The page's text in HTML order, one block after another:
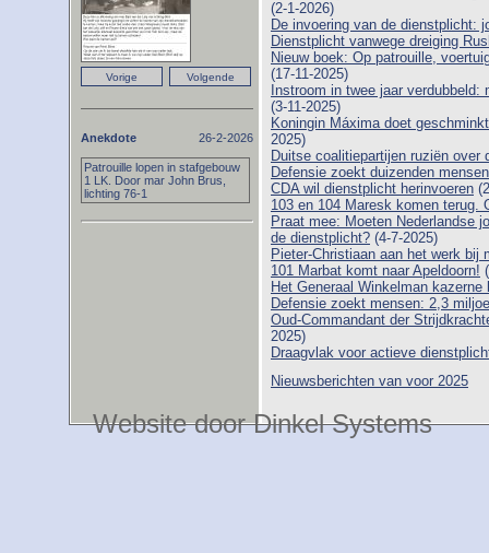
(2-1-2026)
De invoering van de dienstplicht:
Dienstplicht vanwege dreiging
Nieuw boek: Op patrouille,
(17-11-2025)
Instroom in twee jaar
(3-11-2025)
Koningin Máxima doet
2025)
Duitse coalitiepartijen ruziën over
Defensie zoekt duizenden
CDA wil dienstplicht herinvoeren
103 en 104 Maresk komen terug.
Praat mee: Moeten Nederlandse
de dienstplicht? (4-7-2025)
Pieter-Christiaan aan het werk bij
101 Marbat komt naar Apeldoorn!
Het Generaal Winkelman
Defensie zoekt mensen: 2,3
Oud-Commandant der
2025)
Draagvlak voor actieve
Nieuwsberichten van voor 2025
Anekdote 26-2-2026
Patrouille lopen in stafgebouw
1 LK. Door mar John Brus,
lichting 76-1
Website door Dinkel Systems